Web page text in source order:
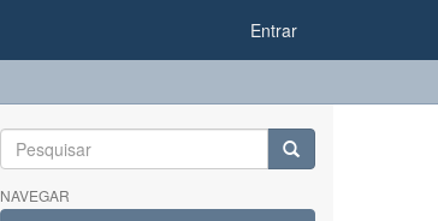
Entrar
NAVEGAR